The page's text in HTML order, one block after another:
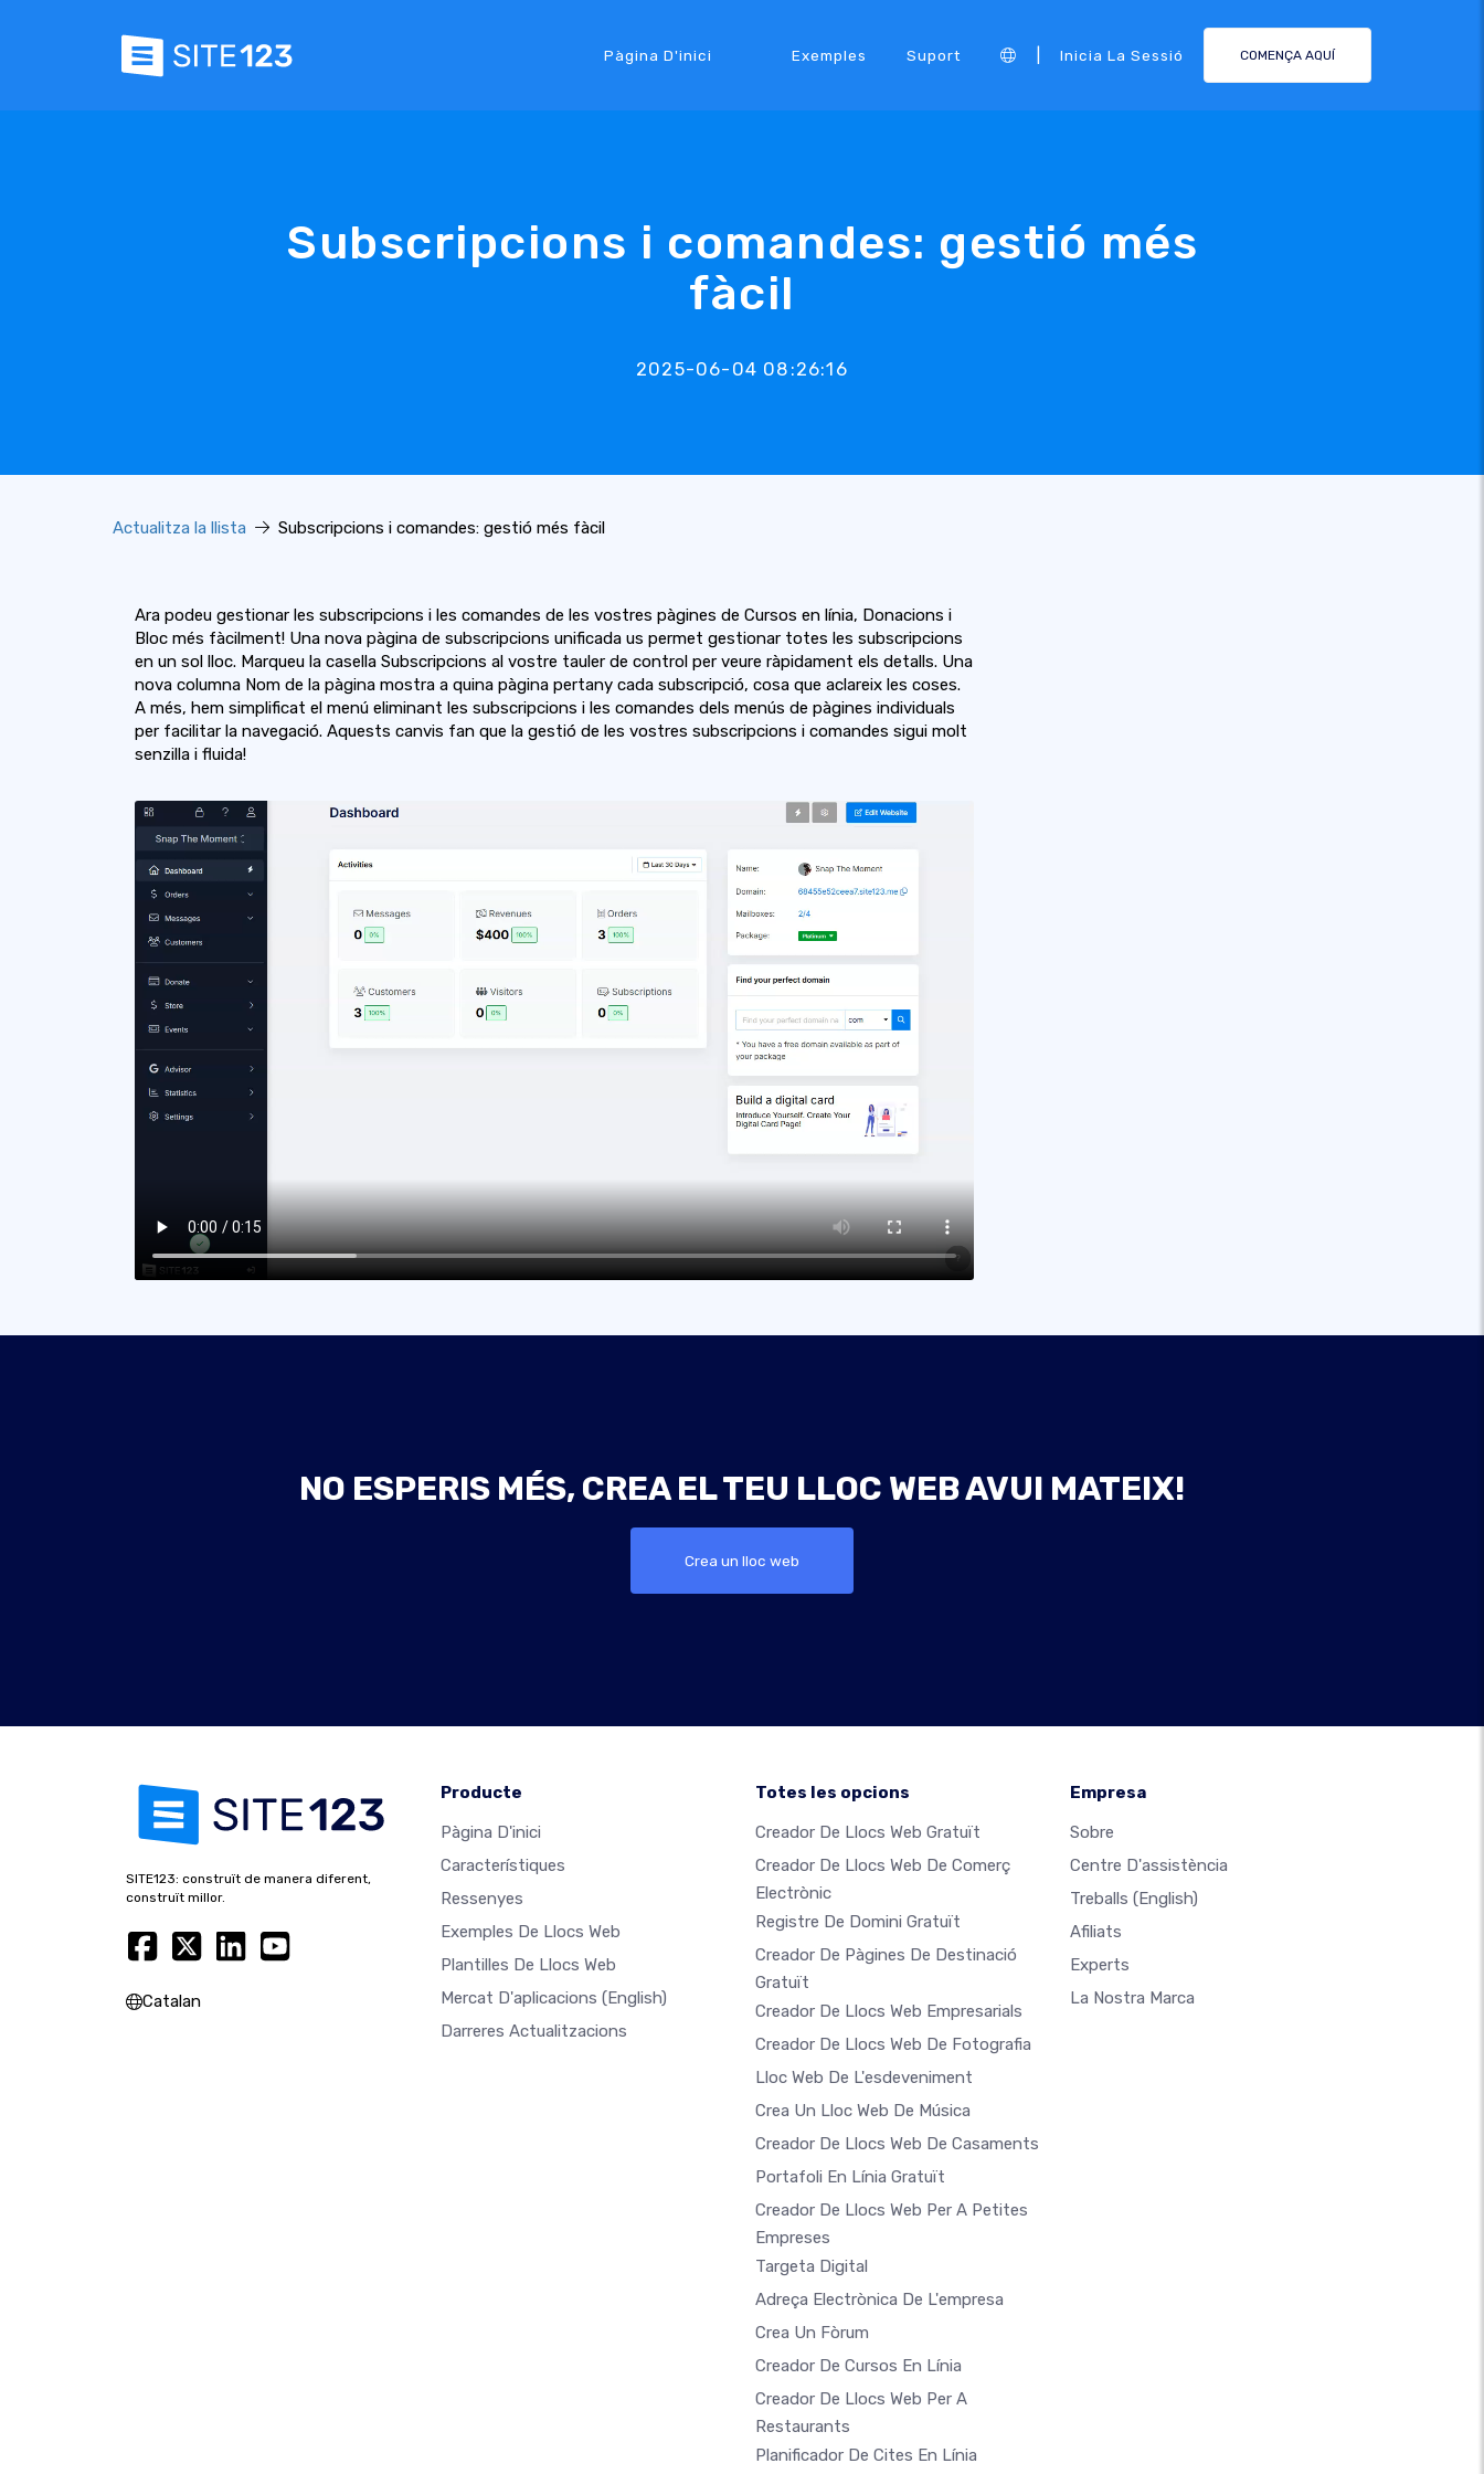
Pàgina D'inici Exemples Suport Inicia La Sessió COMENÇA AQUÍ
Subscripcions i comandes: gestió més
fàcil
2025-06-04 08:26:16
Actualitza la llista Subscripcions i comandes: gestió més fàcil
Ara podeu gestionar les subscripcions i les comandes de les vostres pàgines de Cursos en línia, Donacions i
Bloc més fàcilment! Una nova pàgina de subscripcions unificada us permet gestionar totes les subscripcions
en un sol lloc. Marqueu la casella Subscripcions al vostre tauler de control per veure ràpidament els detalls. Una
nova columna Nom de la pàgina mostra a quina pàgina pertany cada subscripció, cosa que aclareix les coses.
A més, hem simplificat el menú eliminant les subscripcions i les comandes dels menús de pàgines individuals
per facilitar la navegació. Aquests canvis fan que la gestió de les vostres subscripcions i comandes sigui molt
senzilla i fluida!
NO ESPERIS MÉS, CREA EL TEU LLOC WEB AVUI MATEIX!
Crea un lloc web
SITE123: construït de manera diferent,
construït millor.
Catalan
Producte
Pàgina D'inici
Característiques
Ressenyes
Exemples De Llocs Web
Plantilles De Llocs Web
Mercat D'aplicacions (English)
Darreres Actualitzacions
Totes les opcions
Creador De Llocs Web Gratuït
Creador De Llocs Web De Comerç
Electrònic
Registre De Domini Gratuït
Creador De Pàgines De Destinació
Gratuït
Creador De Llocs Web Empresarials
Creador De Llocs Web De Fotografia
Lloc Web De L'esdeveniment
Crea Un Lloc Web De Música
Creador De Llocs Web De Casaments
Portafoli En Línia Gratuït
Creador De Llocs Web Per A Petites
Empreses
Targeta Digital
Adreça Electrònica De L'empresa
Crea Un Fòrum
Creador De Cursos En Línia
Creador De Llocs Web Per A
Restaurants
Planificador De Cites En Línia
Empresa
Sobre
Centre D'assistència
Treballs (English)
Afiliats
Experts
La Nostra Marca